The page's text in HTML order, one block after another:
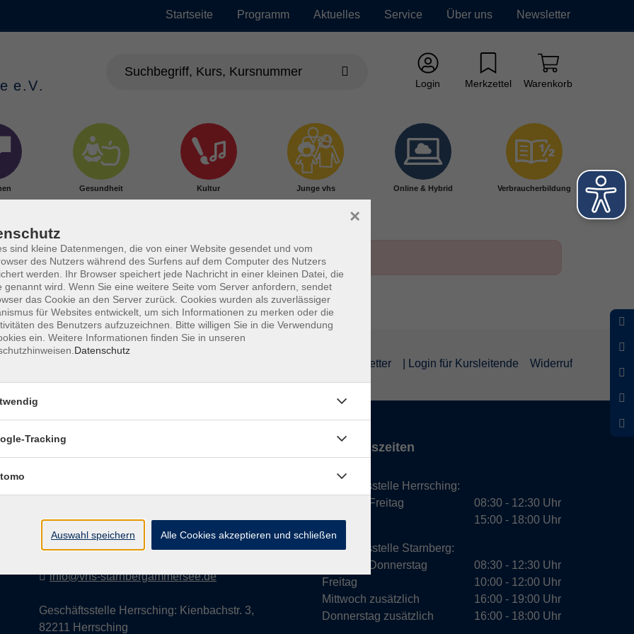
Startseite Programm Aktuelles Service Über uns Newsletter
Login Merkzettel Warenkorb
Gesundheit Kultur Junge vhs Online & Hybrid Verbraucherbildung
Newsletter | Login für Kursleitende Widerruf
Kontakt
Geschäftsstelle Starnberg: Bahnhofplatz 14,
info@vhs-starnbergammersee.de
Geschäftsstelle Herrsching: Kienbachstr. 3,
82211 Herrsching
Öffnungszeiten
Geschäftsstelle Herrsching:
Montag - Freitag
Dienstag
08:30 - 12:30 Uhr
15:00 - 18:00 Uhr
Geschäftsstelle Starnberg:
Montag - Donnerstag
Freitag
Mittwoch zusätzlich
Donnerstag zusätzlich
08:30 - 12:30 Uhr
10:00 - 12:00 Uhr
16:00 - 19:00 Uhr
16:00 - 18:00 Uhr
sind kleine Datenmengen, die von einer Website gesendet und vom
des Nutzers während des Surfens auf dem Computer des Nutzers
werden. Ihr Browser speichert jede Nachricht in einer kleinen Datei, die
genannt wird. Wenn Sie eine weitere Seite vom Server anfordern, sendet
das Cookie an den Server zurück. Cookies wurden als zuverlässiger
für Websites entwickelt, um sich Informationen zu merken oder die
des Benutzers aufzuzeichnen. Bitte willigen Sie in die Verwendung
ein. Weitere Informationen finden Sie in unseren
Datenschutz
×
Tracking
Auswahl speichern Alle Cookies akzeptieren und schließen